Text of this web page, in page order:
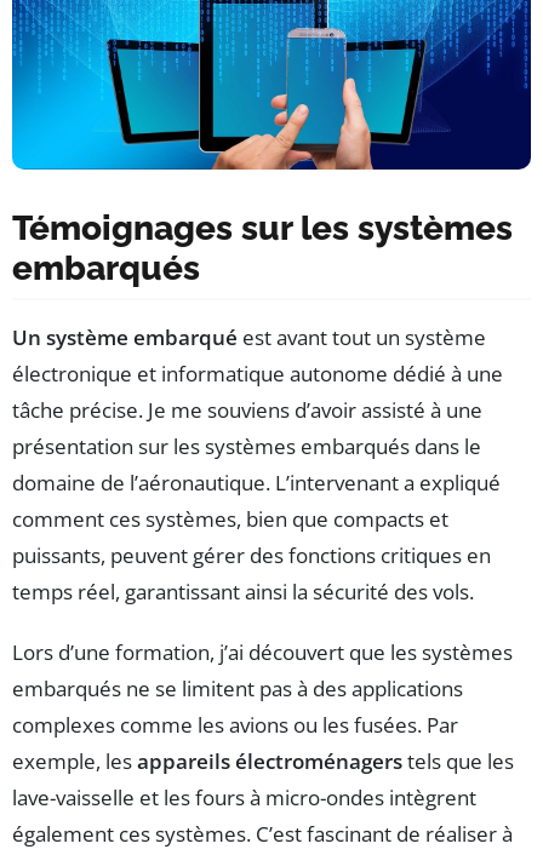
Témoignages sur les systèmes
embarqués
Un système embarqué est avant tout un système
électronique et informatique autonome dédié à une
tâche précise. Je me souviens d’avoir assisté à une
présentation sur les systèmes embarqués dans le
domaine de l’aéronautique. L’intervenant a expliqué
comment ces systèmes, bien que compacts et
puissants, peuvent gérer des fonctions critiques en
temps réel, garantissant ainsi la sécurité des vols.
Lors d’une formation, j’ai découvert que les systèmes
embarqués ne se limitent pas à des applications
complexes comme les avions ou les fusées. Par
exemple, lesappareils électroménagerstels que les
lave-vaisselle et les fours à micro-ondes intègrent
également ces systèmes. C’est fascinant de réaliser à